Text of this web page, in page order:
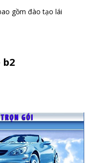
gồm đào tạo lái